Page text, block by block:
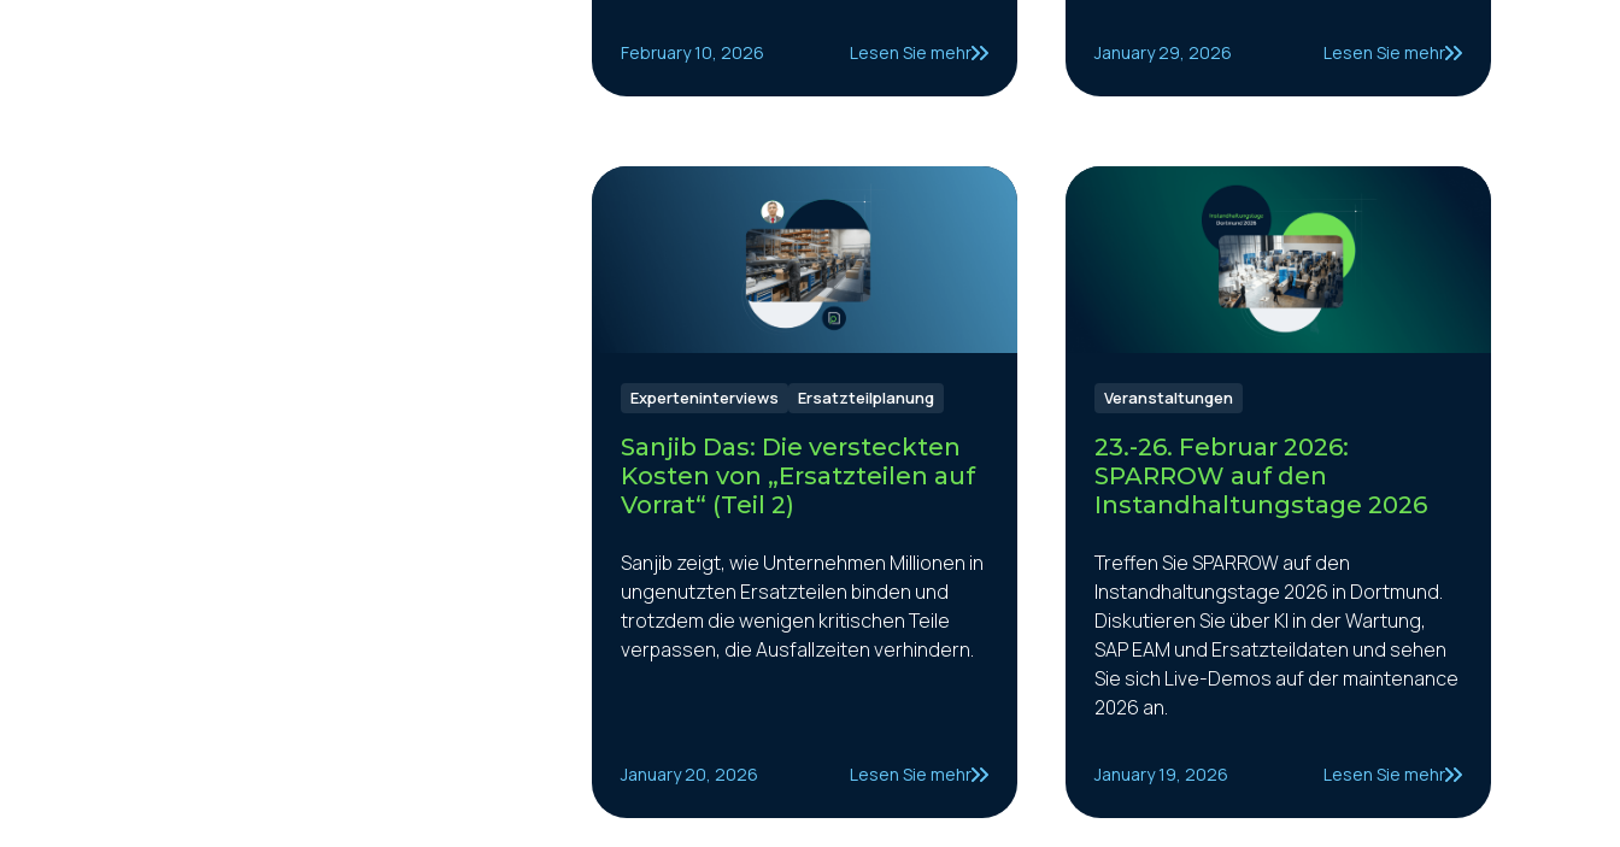
February 10, 2026 Lesen Sie mehr January 29, 2026 Lesen Sie mehr
Experteninterviews Ersatzteilplanung
Sanjib Das: Die versteckten
Kosten von „Ersatzteilen auf
Vorrat“ (Teil 2)
Sanjib zeigt, wie Unternehmen Millionen in
ungenutzten Ersatzteilen binden und
trotzdem die wenigen kritischen Teile
verpassen, die Ausfallzeiten verhindern.
January 20, 2026 Lesen Sie mehr
Veranstaltungen
23.-26. Februar 2026:
SPARROW auf den
Instandhaltungstage 2026
Treffen Sie SPARROW auf den
Instandhaltungstage 2026 in Dortmund.
Diskutieren Sie über KI in der Wartung,
SAP EAM und Ersatzteildaten und sehen
Sie sich Live-Demos auf der maintenance
2026 an.
January 19, 2026 Lesen Sie mehr